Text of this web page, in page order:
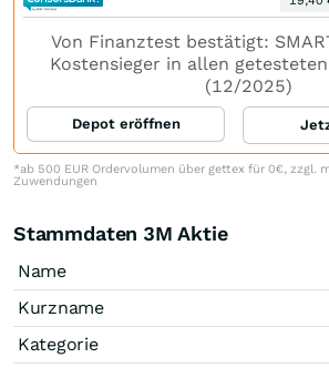
Von Finanztest bestätigt:
Kostensieger in allen
(12/2025)
Depot eröffnen
*ab 500 EUR Ordervolumen über gettex für 0€, zzgl.
Zuwendungen
Stammdaten 3M Aktie
Name
Kurzname
Kategorie